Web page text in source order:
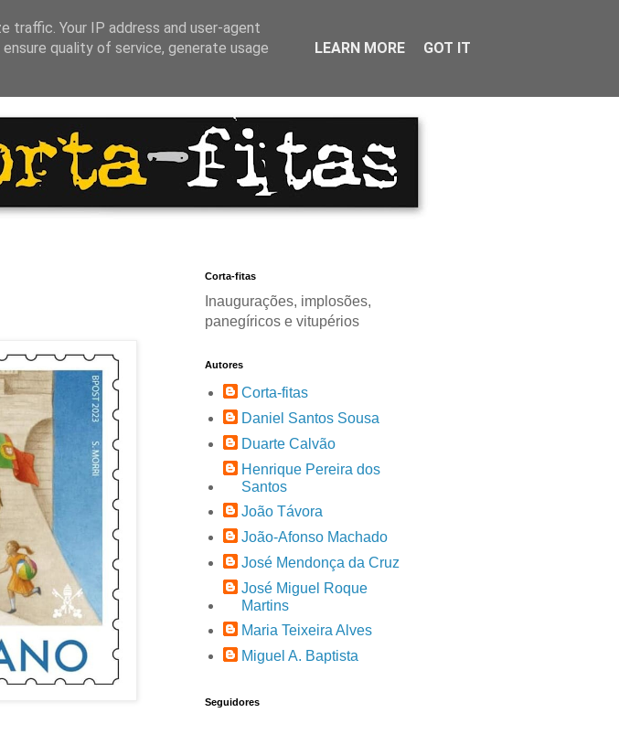
Corta-fitas
Inaugurações, implosões,
panegíricos e vitupérios
Autores
Corta-fitas
Daniel Santos Sousa
Duarte Calvão
Henrique Pereira dos
Santos
João Távora
João-Afonso Machado
José Mendonça da Cruz
José Miguel Roque
Martins
Maria Teixeira Alves
Miguel A. Baptista
Seguidores
traffic. Your IP address and user-agent
quality of service, generate usage
LEARN MORE GOT IT